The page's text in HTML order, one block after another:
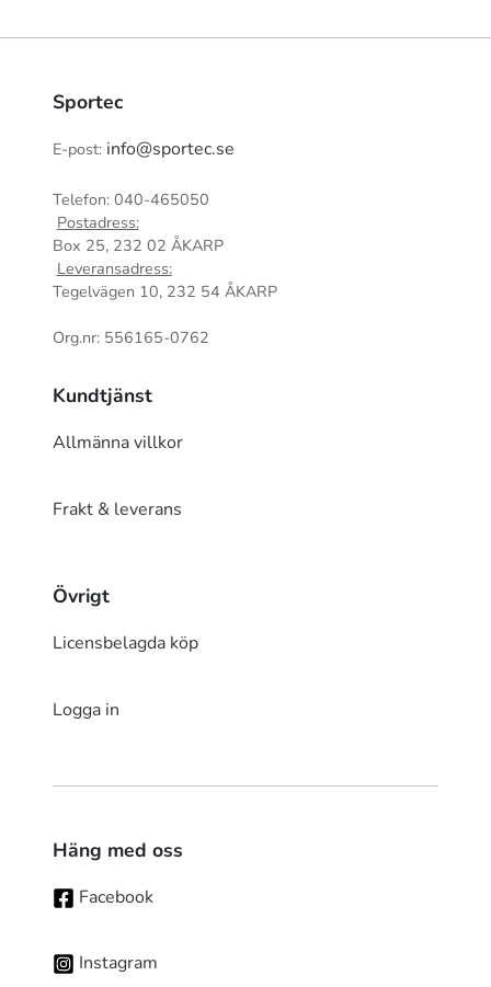
Sportec
E-post: info@sportec.se
Telefon: 040-465050
Postadress:
Box 25, 232 02 ÅKARP
Leveransadress:
Tegelvägen 10, 232 54 ÅKARP
Org.nr: 556165-0762
Kundtjänst
Allmänna villkor
Frakt & leverans
Övrigt
Licensbelagda köp
Logga in
Häng med oss
Facebook
Instagram